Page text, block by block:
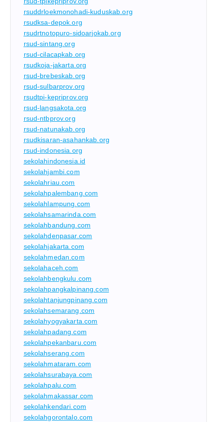
rsuddrloekmonohadi-kuduskab.org
rsudksa-depok.org
rsudrtnotopuro-sidoarjokab.org
rsud-sintang.org
rsud-cilacapkab.org
rsudkoja-jakarta.org
rsud-brebeskab.org
rsud-sulbarprov.org
rsudtpi-kepriprov.org
rsud-langsakota.org
rsud-ntbprov.org
rsud-natunakab.org
rsudkisaran-asahankab.org
rsud-indonesia.org
sekolahindonesia.id
sekolahjambi.com
sekolahriau.com
sekolahpalembang.com
sekolahlampung.com
sekolahsamarinda.com
sekolahbandung.com
sekolahdenpasar.com
sekolahjakarta.com
sekolahmedan.com
sekolahaceh.com
sekolahbengkulu.com
sekolahpangkalpinang.com
sekolahtanjungpinang.com
sekolahsemarang.com
sekolahyogyakarta.com
sekolahpadang.com
sekolahpekanbaru.com
sekolahserang.com
sekolahmataram.com
sekolahsurabaya.com
sekolahpalu.com
sekolahmakassar.com
sekolahkendari.com
sekolahgorontalo.com